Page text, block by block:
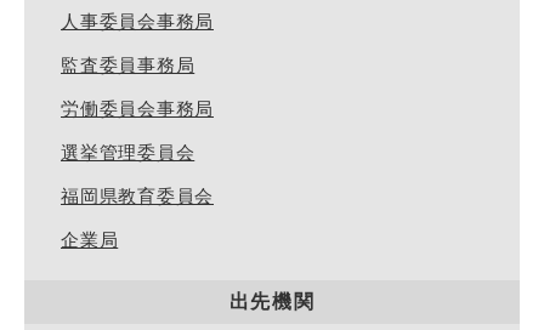
人事委員会事務局
監査委員事務局
労働委員会事務局
選挙管理委員会
福岡県教育委員会
企業局
出先機関